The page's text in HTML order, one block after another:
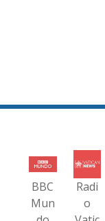
BBC
Mun
Radi
o